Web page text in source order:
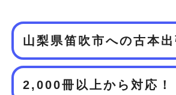
山梨県笛吹市への古本出
2,000冊以上から対応！